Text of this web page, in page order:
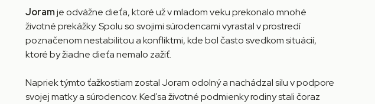
Joramje odvážne dieťa, ktoré už v mladom veku prekonalo mnohé
životné prekážky. Spolu so svojimi súrodencami vyrastal v prostredí
poznačenom nestabilitou a konfliktmi, kde bol často svedkom situácií,
ktoré by žiadne dieťa nemalo zažiť.
Napriek týmto ťažkostiam zostal Joram odolný a nachádzal silu v podpore
svojej matky a súrodencov. Keď sa životné podmienky rodiny stali čoraz